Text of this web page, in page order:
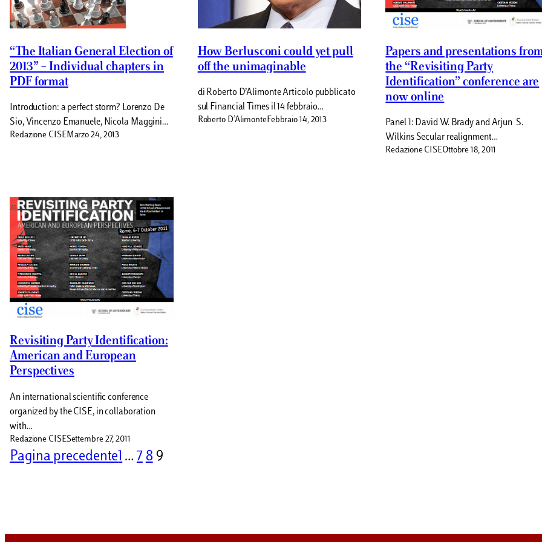
“The Italian General Election of
2013” – Individual chapters in
PDF format
Introduction: a perfect storm? Lorenzo De
Sio, Vincenzo Emanuele, Nicola Maggini…
Redazione CISEMarzo 24, 2013
How Berlusconi could yet pull
off the unimaginable
di Roberto D’Alimonte Articolo pubblicato
sul Financial Times il 14 febbraio…
Roberto D’AlimonteFebbraio 14, 2013
Papers and presentations
the “Revisiting Party
Identification” conference are
now online
Panel 1: David W. Brady and Arjun S.
Wilkins Secular realignment…
Redazione CISEOttobre 18, 2011
Revisiting Party Identification:
American and European
Perspectives
An international scientific conference
organized by the CISE, in collaboration
with…
Redazione CISESettembre 27, 2011
Pagina precedente1 … 7 8 9